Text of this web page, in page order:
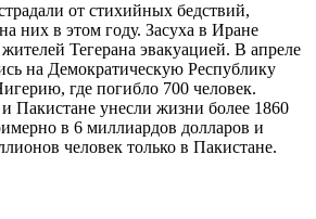
от стихийных бедствий,
них в этом году. Засуха в Иране
Тегерана эвакуацией. В апреле
на Демократическую Республику
где погибло 700 человек.
Пакистане унесли жизни более 1860
в 6 миллиардов долларов и
человек только в Пакистане.